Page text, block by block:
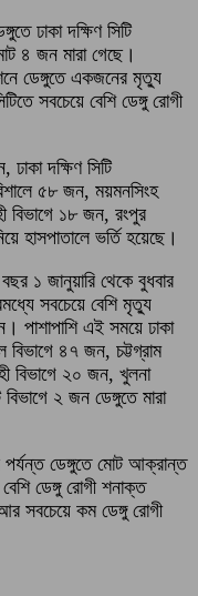
ঢাকা দক্ষিণ সিটি
৪ জন মারা গেছে।
ডেঙ্গুতে একজনের মৃত্যু
সবচেয়ে বেশি ডেঙ্গু রোগী
দক্ষিণ সিটি
৫৮ জন, ময়মনসিংহ
বিভাগে ১৮ জন, রংপুর
হাসপাতালে ভর্তি হয়েছে।
১ জানুয়ারি থেকে বুধবার
সবচেয়ে বেশি মৃত্যু
পাশাপাশি এই সময়ে ঢাকা
৪৭ জন, চট্টগ্রাম
বিভাগে ২০ জন, খুলনা
২ জন ডেঙ্গুতে মারা
ডেঙ্গুতে মোট আক্রান্ত
ডেঙ্গু রোগী শনাক্ত
সবচেয়ে কম ডেঙ্গু রোগী